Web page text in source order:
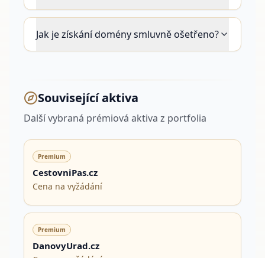
Jak je získání domény smluvně ošetřeno?
Související aktiva
Další vybraná prémiová aktiva z portfolia
Premium
CestovniPas.cz
Cena na vyžádání
Premium
DanovyUrad.cz